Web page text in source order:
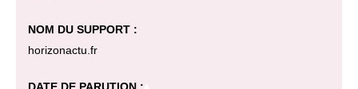
NOM DU SUPPORT :
horizonactu.fr